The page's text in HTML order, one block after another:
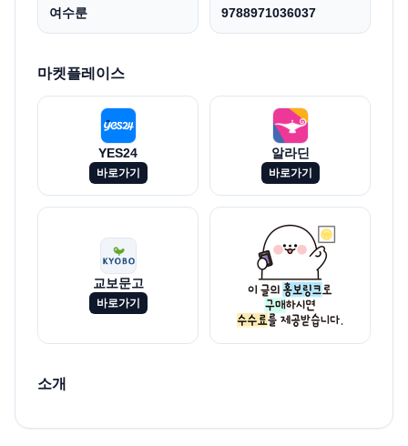
여수룬 9788971036037
마켓플레이스
YES24
바로가기
알라딘
바로가기
교보문고
바로가기
소개